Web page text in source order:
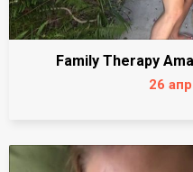
Family Therapy
26